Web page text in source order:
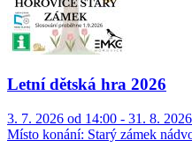
Letní dětská hra 2026
3. 7. 2026 od 14:00 - 31. 8.
Místo konání: Starý zámek